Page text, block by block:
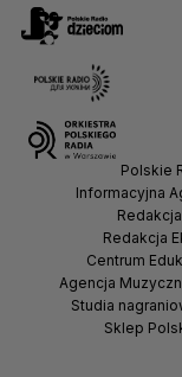
Polskie
Informacyjna
Redakcja
Centrum
Agencja
Studia
Sklep